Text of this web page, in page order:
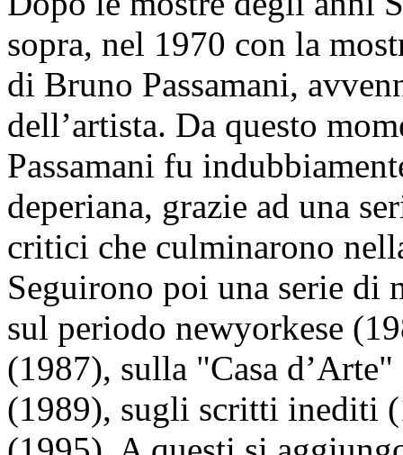
sopra, nel 1970 con la
di Bruno Passamani,
dell’artista. Da questo
Passamani fu
deperiana, grazie ad una
critici che culminarono
Seguirono poi una serie di
sul periodo newyorkese
(1987), sulla "Casa
(1989), sugli scritti inediti